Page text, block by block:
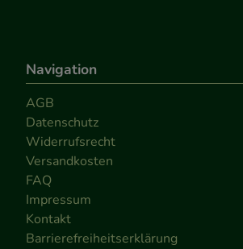
Navigation
AGB
Datenschutz
Widerrufsrecht
Versandkosten
FAQ
Impressum
Kontakt
Barrierefreiheitserklärung